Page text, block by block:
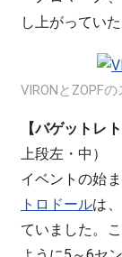
し上がってい
VIRONとZOPF
【バゲットレ
上段左・中）
イベントの始
トロドールは
ていました。